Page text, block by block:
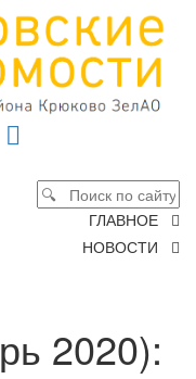
ГЛАВНОЕ
НОВОСТИ
2020):